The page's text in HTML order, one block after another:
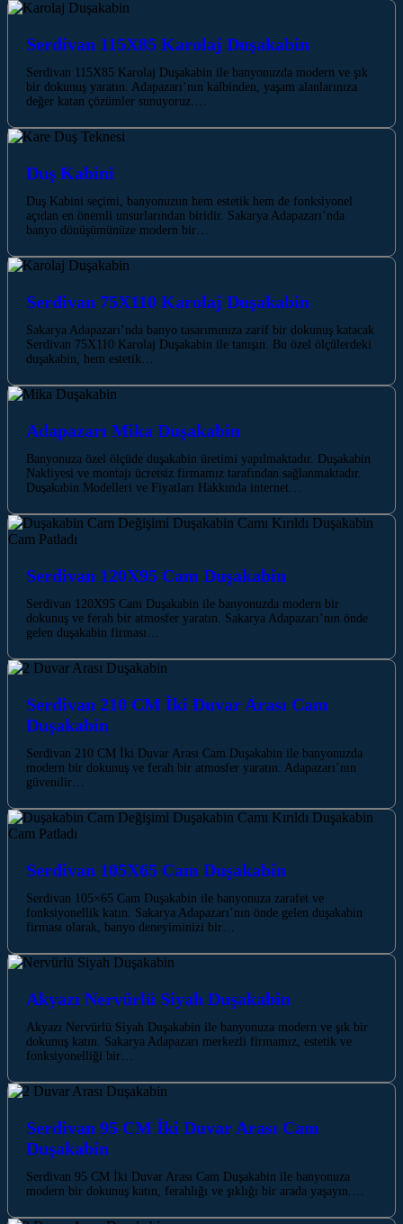
Serdivan 115X85 Karolaj Duşakabin
Serdivan 115X85 Karolaj Duşakabin ile banyonuzda modern ve şık
bir dokunuş yaratın. Adapazarı’nın kalbinden, yaşam alanlarınıza
değer katan çözümler sunuyoruz.…
Duş Kabini
Duş Kabini seçimi, banyonuzun hem estetik hem de fonksiyonel
açıdan en önemli unsurlarından biridir. Sakarya Adapazarı’nda
banyo dönüşümünüze modern bir…
Serdivan 75X110 Karolaj Duşakabin
Sakarya Adapazarı’nda banyo tasarımınıza zarif bir dokunuş katacak
Serdivan 75X110 Karolaj Duşakabin ile tanışın. Bu özel ölçülerdeki
duşakabin, hem estetik…
Adapazarı Mika Duşakabin
Banyonuza özel ölçüde duşakabin üretimi yapılmaktadır. Duşakabin
Nakliyesi ve montajı ücretsiz firmamız tarafından sağlanmaktadır.
Duşakabin Modelleri ve Fiyatları Hakkında internet…
Serdivan 120X95 Cam Duşakabin
Serdivan 120X95 Cam Duşakabin ile banyonuzda modern bir
dokunuş ve ferah bir atmosfer yaratın. Sakarya Adapazarı’nın önde
gelen duşakabin firması…
Serdivan 210 CM İki Duvar Arası Cam
Duşakabin
Serdivan 210 CM İki Duvar Arası Cam Duşakabin ile banyonuzda
modern bir dokunuş ve ferah bir atmosfer yaratın. Adapazarı’nın
güvenilir…
Serdivan 105X65 Cam Duşakabin
Serdivan 105×65 Cam Duşakabin ile banyonuza zarafet ve
fonksiyonellik katın. Sakarya Adapazarı’nın önde gelen duşakabin
firması olarak, banyo deneyiminizi bir…
Akyazı Nervürlü Siyah Duşakabin
Akyazı Nervürlü Siyah Duşakabin ile banyonuza modern ve şık bir
dokunuş katın. Sakarya Adapazarı merkezli firmamız, estetik ve
fonksiyonelliği bir…
Serdivan 95 CM İki Duvar Arası Cam
Duşakabin
Serdivan 95 CM İki Duvar Arası Cam Duşakabin ile banyonuza
modern bir dokunuş katın, ferahlığı ve şıklığı bir arada yaşayın.…